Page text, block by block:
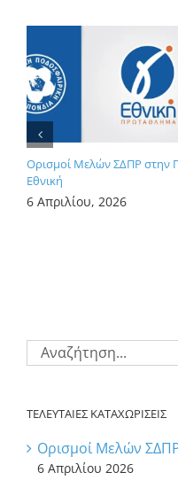
Ορισμοί Μελών ΣΔΠΡ στην Γ΄
Εθνική
6 Απριλίου, 2026
Αναζήτηση
για:
ΤΕΛΕΥΤΑΙΕΣ ΚΑΤΑΧΩΡΙΣΕΙΣ
Ορισμοί Μελών ΣΔΠΡ
6 Απριλίου 2026